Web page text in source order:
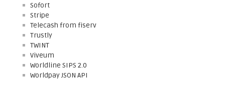
Sofort
Stripe
Telecash from fiserv
Trustly
TWINT
Viveum
Worldline SIPS 2.0
Worldpay JSON API